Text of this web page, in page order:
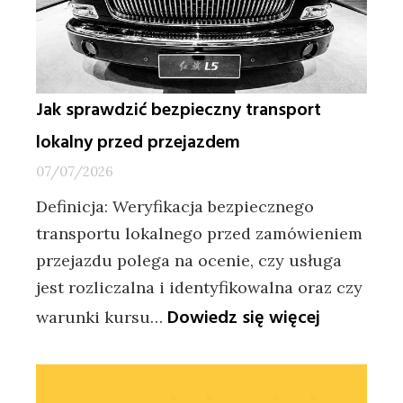
Jak sprawdzić bezpieczny transport
lokalny przed przejazdem
07/07/2026
Definicja: Weryfikacja bezpiecznego
transportu lokalnego przed zamówieniem
przejazdu polega na ocenie, czy usługa
jest rozliczalna i identyfikowalna oraz czy
warunki kursu… Dowiedz się więcej